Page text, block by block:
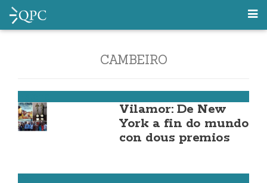
CAMBEIRO
Vilamor: De New
York a fin do mundo
con dous premios